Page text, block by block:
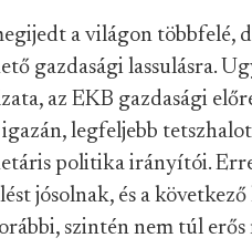
a világon többfelé,
gazdasági lassulásra.
az EKB gazdasági
legfeljebb
politika irányítói.
jósolnak, és a
szintén nem túl erős